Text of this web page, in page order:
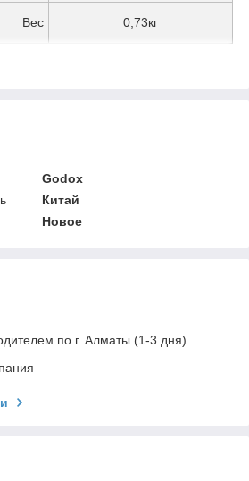
Вес 0,73кг
Godox
Китай
Новое
по г. Алматы.(1-3 дня)